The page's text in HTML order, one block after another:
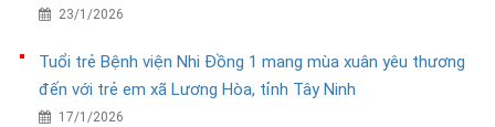
23/1/2026
Tuổi trẻ Bệnh viện Nhi Đồng 1 mang mùa xuân yêu thương
đến với trẻ em xã Lương Hòa, tỉnh Tây Ninh
17/1/2026